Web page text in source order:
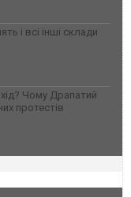
і всі інші склади
Чому Драпатий
протестів